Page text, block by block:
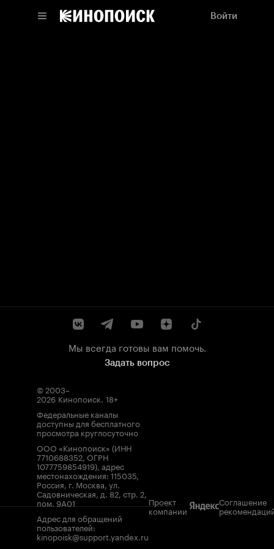
Войти
Мы всегда готовы вам помочь.
Задать вопрос
© 2003–
2026 Кинопоиск. 18+
Федеральные каналы
доступны для бесплатного
просмотра круглосуточно
ООО «Кинопоиск» (ИНН
7710688352, ОГРН
1077759854919), адрес
местонахождения: 115035,
Россия, г. Москва, ул.
Садовническая, д. 82, стр. 2,
пом. 9А01
Адрес для обращений
пользователей:
kinopoisk@support.yandex.ru
Проект
компании
Соглашение